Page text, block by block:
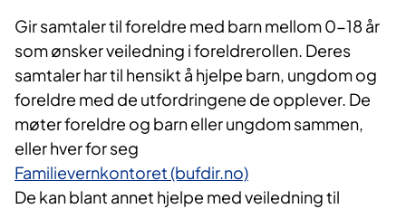
Gir samtaler til foreldre med barn mellom 0-18 år
som ønsker veiledning i foreldrerollen. Deres
samtaler har til hensikt å hjelpe barn, ungdom og
foreldre med de utfordringene de opplever. De
møter foreldre og barn eller ungdom sammen,
eller hver for seg
Familievernkonto​ret (bufdir.no)
De kan blant annet hjelpe med veiledning til